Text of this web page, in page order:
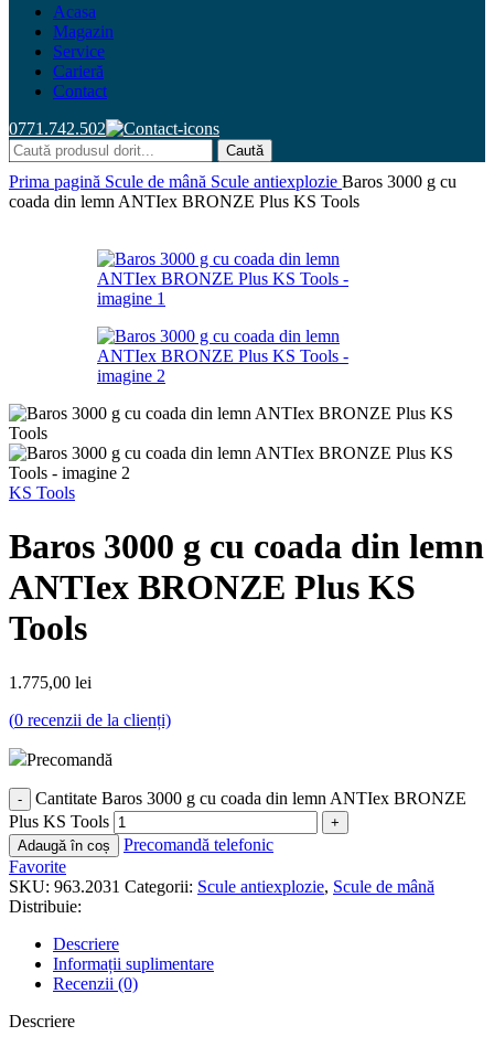
Acasa
Magazin
Service
Carieră
Contact
0771.742.502
Caută
Prima pagină Scule de mână Scule antiexplozie Baros 3000 g cu
coada din lemn ANTIex BRONZE Plus KS Tools
KS Tools
Baros 3000 g cu coada din lemn
ANTIex BRONZE Plus KS
Tools
1.775,00 lei
(0 recenzii de la clienți)
Precomandă
Cantitate Baros 3000 g cu coada din lemn ANTIex BRONZE
Plus KS Tools
Adaugă în coș
Precomandă telefonic
Favorite
SKU: 963.2031 Categorii: Scule antiexplozie, Scule de mână
Distribuie:
Descriere
Informații suplimentare
Recenzii (0)
Descriere